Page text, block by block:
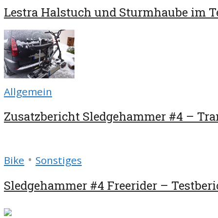
Lestra Halstuch und Sturmhaube im
Allgemein
Zusatzbericht Sledgehammer #4 –
Bike • Sonstiges
Sledgehammer #4 Freerider –